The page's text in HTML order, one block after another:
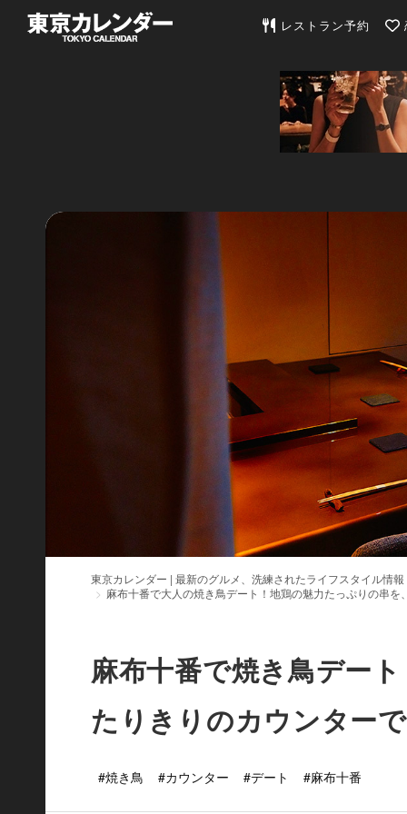
東京カレンダー | 最新
レストラン予約
東京カレンダー | 最新のグルメ、洗練されたライフスタイル情報
麻布十番で大人の焼き鳥デート！地鶏の魅力たっぷりの串
麻布十番で焼き鳥デー
たりきりのカウンター
#焼き鳥 #カウンター #デート #麻布十番